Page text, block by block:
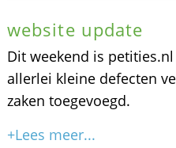
website update
Dit weekend is
allerlei kleine defecten
zaken toegevoegd.
+Lees meer...